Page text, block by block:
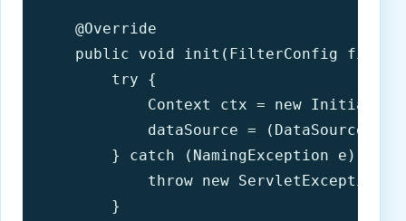
    @Override
public void init(FilterConfig
        try {
Context ctx = new
dataSource = (DataSource)
        } catch (NamingException e) {
throw new
        }